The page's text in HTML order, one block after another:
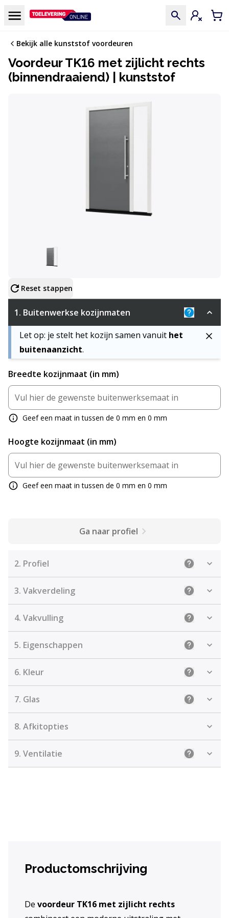
Menu Inloggen
Bekijk alle kunststof voordeuren
Voordeur TK16 met zijlicht rechts
(binnendraaiend) | kunststof
Configureer product
Reset stappen
1. Buitenwerkse kozijnmaten
Uitleg: De
Let op: je stelt het kozijn samen vanuit het
buitenaanzicht.
Breedte kozijnmaat (in mm)
Geef een maat in tussen de 0 mm en 0 mm
Hoogte kozijnmaat (in mm)
Geef een maat in tussen de 0 mm en 0 mm
Ga naar profiel
2. Profiel Uitleg:
3. Vakverdeling Uitleg:
4. Vakvulling Uitleg: De
5. Eigenschappen Uitleg:
6. Kleur Uitleg:
7. Glas Uitleg:
8. Afkitopties
9. Ventilatie Uitleg:
Productomschrijving
De voordeur TK16 met zijlicht rechts